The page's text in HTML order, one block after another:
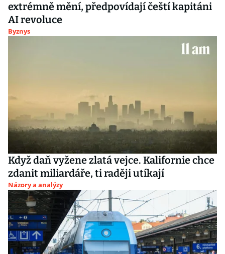
extrémně mění, předpovídají čeští kapitáni
AI revoluce
Byznys
Když daň vyžene zlatá vejce. Kalifornie chce
zdanit miliardáře, ti raději utíkají
Názory a analýzy